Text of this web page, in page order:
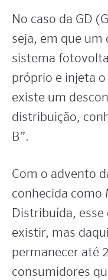
No caso da GD
seja, em que
sistema
próprio e injeta
existe um
distribuição,
B”.
Com o advento
conhecida como
Distribuída,
existir, mas
permanecer até
consumidores